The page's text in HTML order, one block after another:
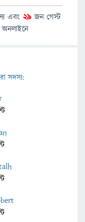
এবং 29জন গেস্ট
অনলাইনে
সদস্য: